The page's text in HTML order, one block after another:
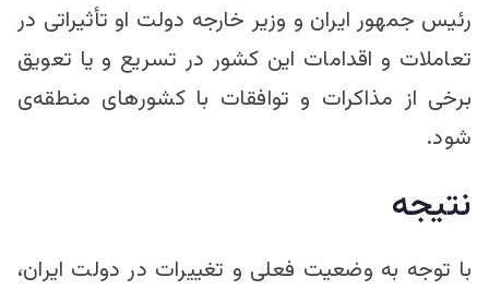
رئیس جمهور ایران و وزیر خارجه دولت او تأثیراتی در
تعاملات و اقدامات این کشور در تسریع و یا تعویق
برخی از مذاکرات و توافقات با کشور‌های منطقه‌ی
شود.
نتیجه
با توجه به وضعیت فعلی و تغییرات در دولت ایران،